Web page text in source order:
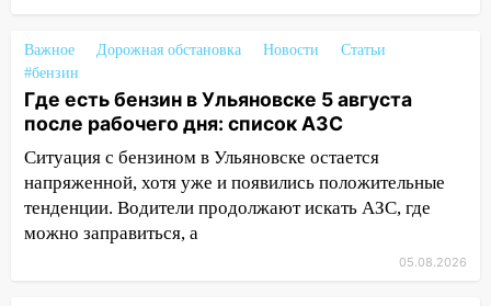
Ульяновской области
18:00
экстрим: в Ульяновске пройдет
большой фестиваль «Наше время»
17:30 Где есть бензин в Ульяновске 5
августа после рабочего дня: список АЗС
17:05
«Обыск» по видеосвязи: в
Важное Дорожная обстановка Новости
Статьи
#бензин
Где есть бензин в Ульяновске 5 августа
после рабочего дня: список АЗС
Ситуация с бензином в Ульяновске остается
напряженной, хотя уже и появились положительные
тенденции. Водители продолжают искать АЗС, где
можно заправиться, а
05.08.2026